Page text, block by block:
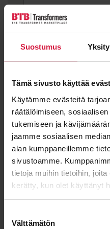
Suostumus
Tämä sivusto käyttää
Käytämme evästeitä
räätälöimiseen,
tukemiseen ja
jaamme sosiaalisen
alan kumppaneillemme
sivustoamme.
tietoja muihin tietoihin,
kerätty, kun olet käyttänyt
valinta
Välttämätön
Email
Message